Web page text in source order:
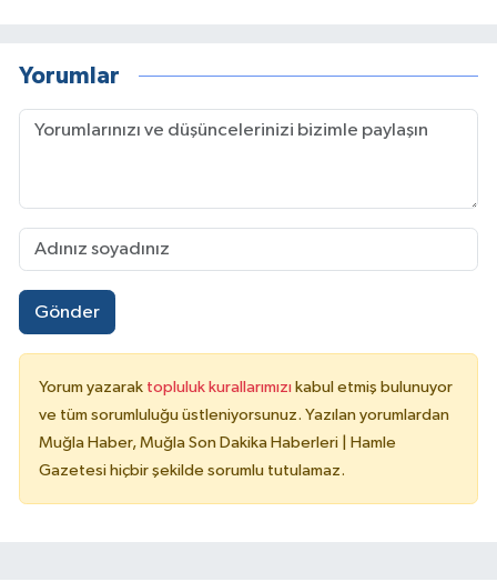
Yorumlar
Gönder
Yorum yazarak topluluk kurallarımızı kabul etmiş bulunuyor
ve tüm sorumluluğu üstleniyorsunuz. Yazılan yorumlardan
Muğla Haber, Muğla Son Dakika Haberleri | Hamle
Gazetesi hiçbir şekilde sorumlu tutulamaz.